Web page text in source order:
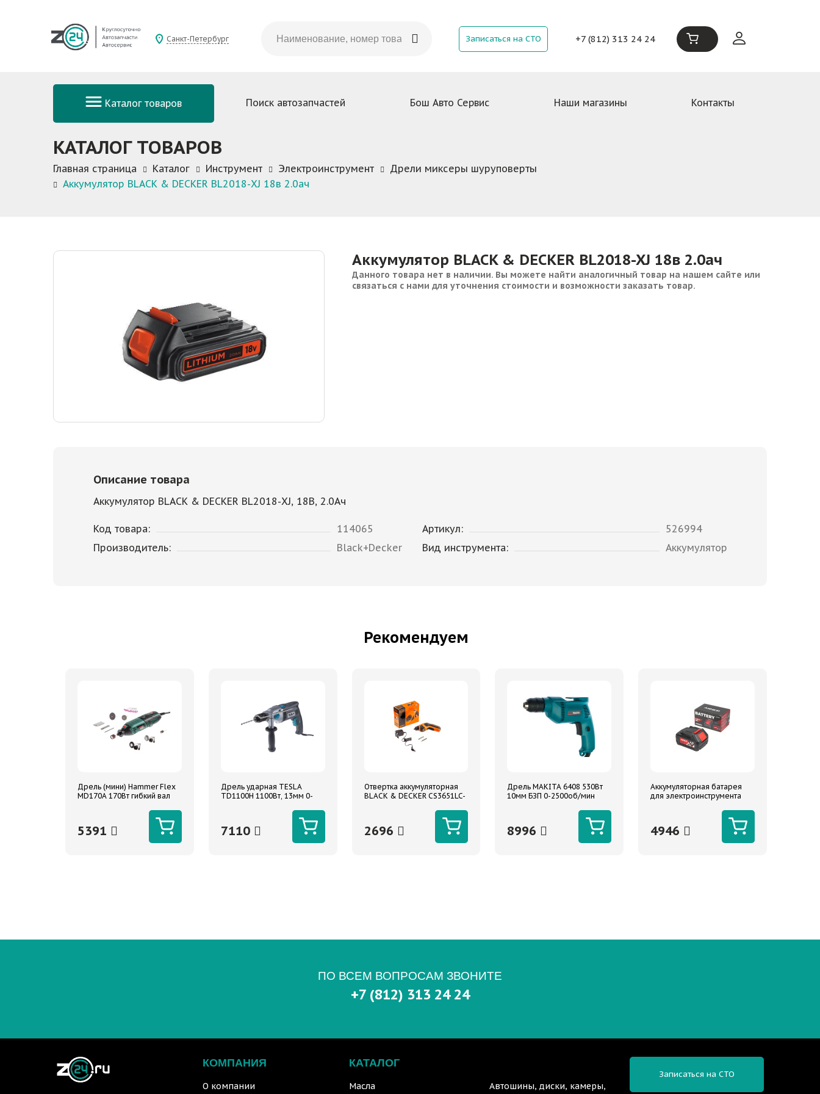
Санкт-Петербург Записаться на СТО +7 (812) 313 24 24
Каталог товаров Поиск автозапчастей Бош Авто Сервис Наши магазины Контакты
КАТАЛОГ ТОВАРОВ
Главная страница Каталог Инструмент Электроинструмент
Дрели миксеры шуруповерты
Аккумулятор BLACK & DECKER BL2018-XJ 18в 2.0ач
Аккумулятор BLACK & DECKER BL2018-XJ 18в 2.0ач
Данного товара нет в наличии. Вы можете найти аналогичный товар на нашем сайте или
связаться с нами для уточнения стоимости и возможности заказать товар.
Описание товара
Аккумулятор BLACK & DECKER BL2018-XJ, 18В, 2.0Ач
Код товара:
114065
Производитель:
Black+Decker
Артикул:
526994
Вид инструмента:
Аккумулятор
Рекомендуем
Дрель (мини) Hammer Flex
MD170A 170Вт гибкий вал
5391
Дрель ударная TESLA
TD1100H 1100Вт, 13мм 0-
7110
Отвертка аккумуляторная
BLACK & DECKER CS3651LC-
2696
Дрель MAKITA 6408 530Вт
10мм БЗП 0-2500об/мин
8996
Аккумуляторная батарея
для электроинструмента
4946
ПО ВСЕМ ВОПРОСАМ ЗВОНИТЕ
+7 (812) 313 24 24
КОМПАНИЯ
О компании
КАТАЛОГ
Масла
Автошины, диски, камеры,
Записаться на СТО